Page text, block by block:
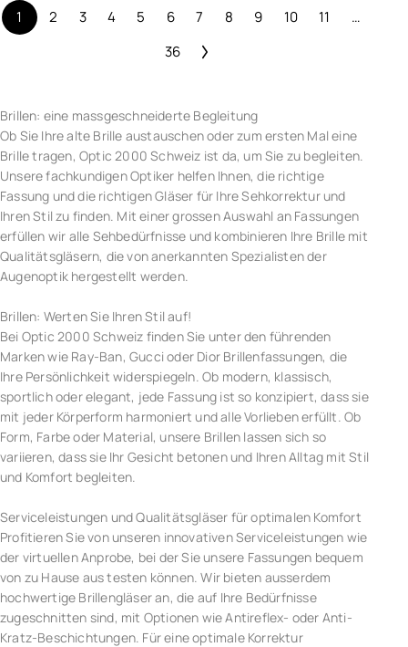
1 2 3 4 5 6 7 8 9 10 11
…
36
Brillen: eine massgeschneiderte Begleitung
Ob Sie Ihre alte Brille austauschen oder zum ersten Mal eine
Brille tragen, Optic 2000 Schweiz ist da, um Sie zu begleiten.
Unsere fachkundigen Optiker helfen Ihnen, die richtige
Fassung und die richtigen Gläser für Ihre Sehkorrektur und
Ihren Stil zu finden. Mit einer grossen Auswahl an Fassungen
erfüllen wir alle Sehbedürfnisse und kombinieren Ihre Brille mit
Qualitätsgläsern, die von anerkannten Spezialisten der
Augenoptik hergestellt werden.
Brillen: Werten Sie Ihren Stil auf!
Bei Optic 2000 Schweiz finden Sie unter den führenden
Marken wie Ray-Ban, Gucci oder Dior Brillenfassungen, die
Ihre Persönlichkeit widerspiegeln. Ob modern, klassisch,
sportlich oder elegant, jede Fassung ist so konzipiert, dass sie
mit jeder Körperform harmoniert und alle Vorlieben erfüllt. Ob
Form, Farbe oder Material, unsere Brillen lassen sich so
variieren, dass sie Ihr Gesicht betonen und Ihren Alltag mit Stil
und Komfort begleiten.
Serviceleistungen und Qualitätsgläser für optimalen Komfort
Profitieren Sie von unseren innovativen Serviceleistungen wie
der virtuellen Anprobe, bei der Sie unsere Fassungen bequem
von zu Hause aus testen können. Wir bieten ausserdem
hochwertige Brillengläser an, die auf Ihre Bedürfnisse
zugeschnitten sind, mit Optionen wie Antireflex- oder Anti-
Kratz-Beschichtungen. Für eine optimale Korrektur